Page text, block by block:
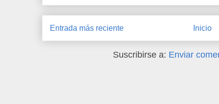
Entrada más reciente Inicio
Suscribirse a: Enviar